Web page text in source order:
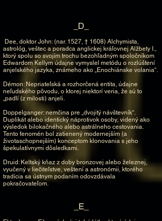
_D_
Dee, doktor John: (nar. 1527, † 1608) Alchymista,
astrológ, veštec a poradca anglickej kráľovnej Alžbety I.,
ktorý spolu so svojím trochu bezohľadným spoločníkom
Edwardom Kellym údajne vymyslel metódu o rozlúštení
anjelského jazyka, známeho ako „Enochiánske volania“.
Démon: Nepriateľská a rozhorčená entita, údajne
neľudského pôvodu, o ktorej niektorí veria, že sú to
„padlí (z milosti) anjeli.
Doppelganger: nemčina pre „dvojitý návštevník“.
Duplikát alebo identický náprotivok osoby, videný ako
výsledok bilokačného alebo astrálneho cestovania.
Tento fenomén bol zatienený modernejším (a
životaschopnejším) konceptom klonovania s jeho
špekulatívnymi dôsledkami.
Druid: Keltský kňaz z doby bronzovej alebo železnej,
vyučený v liečiteľstve, veštení a astronómii, ktorého
tradícia sa ústnym podaním odovzdávala
pokračovateľom.
_E_